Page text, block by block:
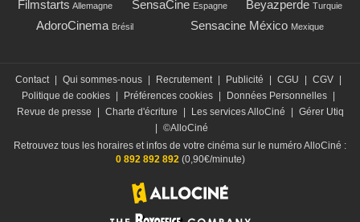
Filmstarts Allemagne SensaCine Espagne Beyazperde Turquie
AdoroCinema Brésil Sensacine México Mexique
Contact Qui sommes-nous Recrutement Publicité CGU CGV
Politique de cookies
Préférences cookies Données Personnelles
Revue de presse
Charte d'écriture Les services AlloCiné
Gérer Utiq
©AlloCiné
Retrouvez tous les horaires et infos de votre cinéma sur le numéro AlloCiné :
0 892 892 892(0,90€/minute)